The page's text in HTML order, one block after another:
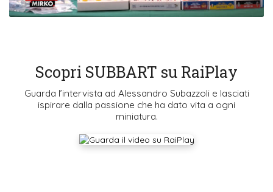
Scopri SUBBART su RaiPlay
Guarda l’intervista ad Alessandro Subazzoli e lasciati
ispirare dalla passione che ha dato vita a ogni
miniatura.